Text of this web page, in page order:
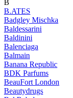
B
B.ATES
Badgley Mischka
Baldessarini
Baldinini
Balenciaga
Balmain
Banana Republic
BDK Parfums
BeauFort London
Beautydrugs